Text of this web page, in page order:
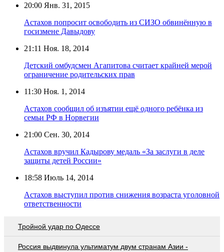
20:00 Янв. 31, 2015
Астахов попросит освободить из СИЗО обвинённую в
госизмене Давыдову
21:11 Ноя. 18, 2014
Детский омбудсмен Агапитова считает крайней мерой
ограничение родительских прав
11:30 Ноя. 1, 2014
Астахов сообщил об изъятии ещё одного ребёнка из
семьи РФ в Норвегии
21:00 Сен. 30, 2014
Астахов вручил Кадырову медаль «За заслуги в деле
защиты детей России»
18:58 Июль 14, 2014
Астахов выступил против снижения возраста уголовной
ответственности
Тройной удар по Одессe
Россия выдвинула ультиматум двум странам Азии -